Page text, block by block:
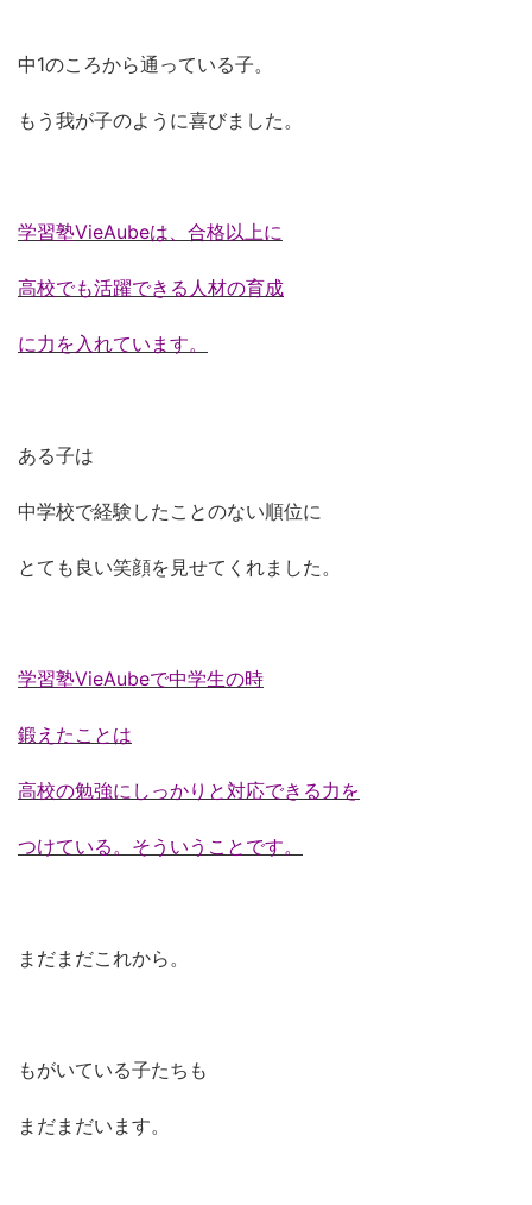
中1のころから通っている子。
もう我が子のように喜びました。
学習塾VieAubeは、合格以上に
高校でも活躍できる人材の育成
に力を入れています。
ある子は
中学校で経験したことのない順位に
とても良い笑顔を見せてくれました。
学習塾VieAubeで中学生の時
鍛えたことは
高校の勉強にしっかりと対応できる力を
つけている。そういうことです。
まだまだこれから。
もがいている子たちも
まだまだいます。